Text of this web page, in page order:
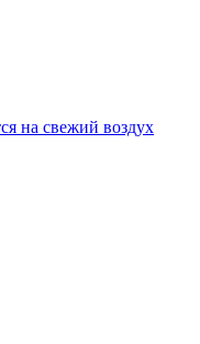
на свежий воздух